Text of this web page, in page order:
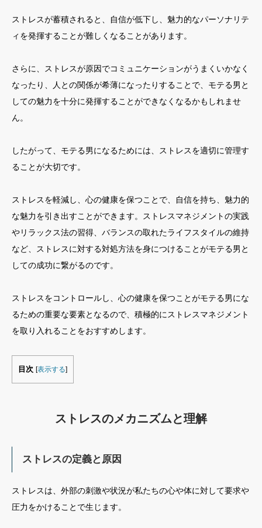
ストレスが蓄積されると、自信が低下し、魅力的なパーソナリテ
ィを発揮することが難しくなることがあります。
さらに、ストレスが原因でコミュニケーションがうまくいかなく
なったり、人との関係が希薄になったりすることで、モテる男と
しての魅力を十分に発揮することができなくなるかもしれませ
ん。
したがって、モテる男になるためには、ストレスを適切に管理す
ることが大切です。
ストレスを軽減し、心の健康を保つことで、自信を持ち、魅力的
な魅力を引き出すことができます。ストレスマネジメントの実践
やリラックス法の習得、バランスの取れたライフスタイルの維持
など、ストレスに対する対処方法を身につけることがモテる男と
しての成功に繋がるのです。
ストレスをコントロールし、心の健康を保つことがモテる男にな
るための重要な要素となるので、積極的にストレスマネジメント
を取り入れることをおすすめします。
目次 [表示する]
ストレスのメカニズムと理解
ストレスの定義と原因
ストレスは、外部の刺激や状況が私たちの心や体に対して要求や
圧力をかけることで生じます。